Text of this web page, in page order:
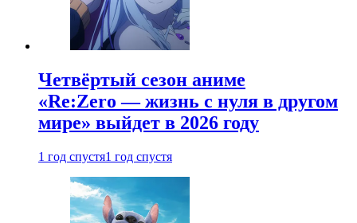
Четвёртый сезон аниме
«Re:Zero — жизнь с нуля в другом
мире» выйдет в 2026 году
1 год спустя1 год спустя